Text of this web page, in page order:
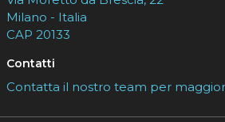
Milano - Italia
CAP 20133
Contatti
Contatta il nostro team per